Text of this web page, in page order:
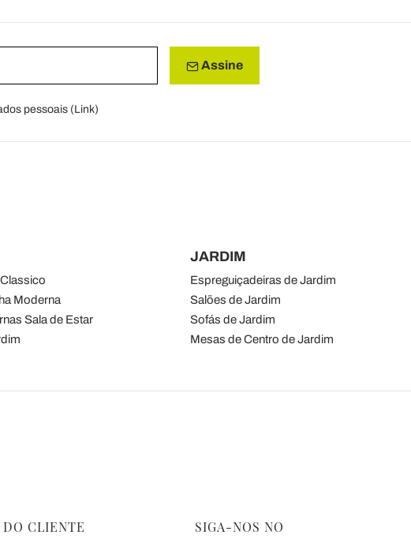
Assine
pessoais (Link)
Moderna
Sala de Estar
JARDIM
Espreguiçadeiras de Jardim
Salões de Jardim
Sofás de Jardim
Mesas de Centro de Jardim
DO CLIENTE SIGA-NOS NO